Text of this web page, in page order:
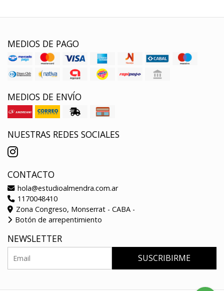
MEDIOS DE PAGO
MEDIOS DE ENVÍO
NUESTRAS REDES SOCIALES
CONTACTO
hola@estudioalmendra.com.ar
1170048410
Zona Congreso, Monserrat - CABA -
Botón de arrepentimiento
NEWSLETTER
SUSCRIBIRME